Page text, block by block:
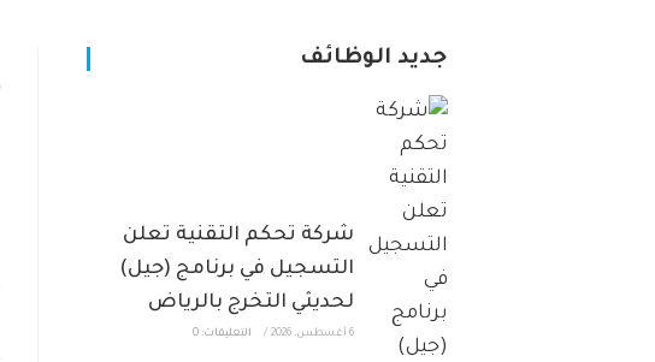
جديد الوظائف
شركة تحكم التقنية تعلن
التسجيل في برنامج (جيل)
لحديثي التخرج بالرياض
6 أغسطس، 2026 / التعليقات: 0